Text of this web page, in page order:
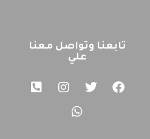
تابعنا وتواصل معنا
علي